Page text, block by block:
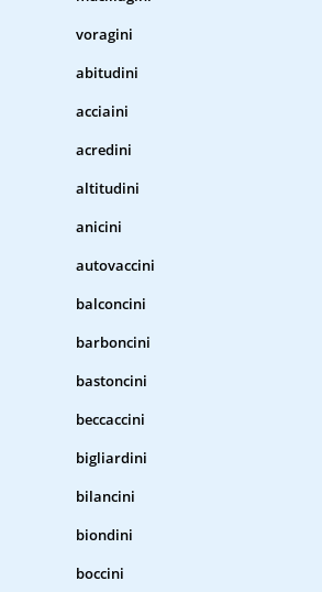
voragini
abitudini
acciaini
acredini
altitudini
anicini
autovaccini
balconcini
barboncini
bastoncini
beccaccini
bigliardini
bilancini
biondini
boccini